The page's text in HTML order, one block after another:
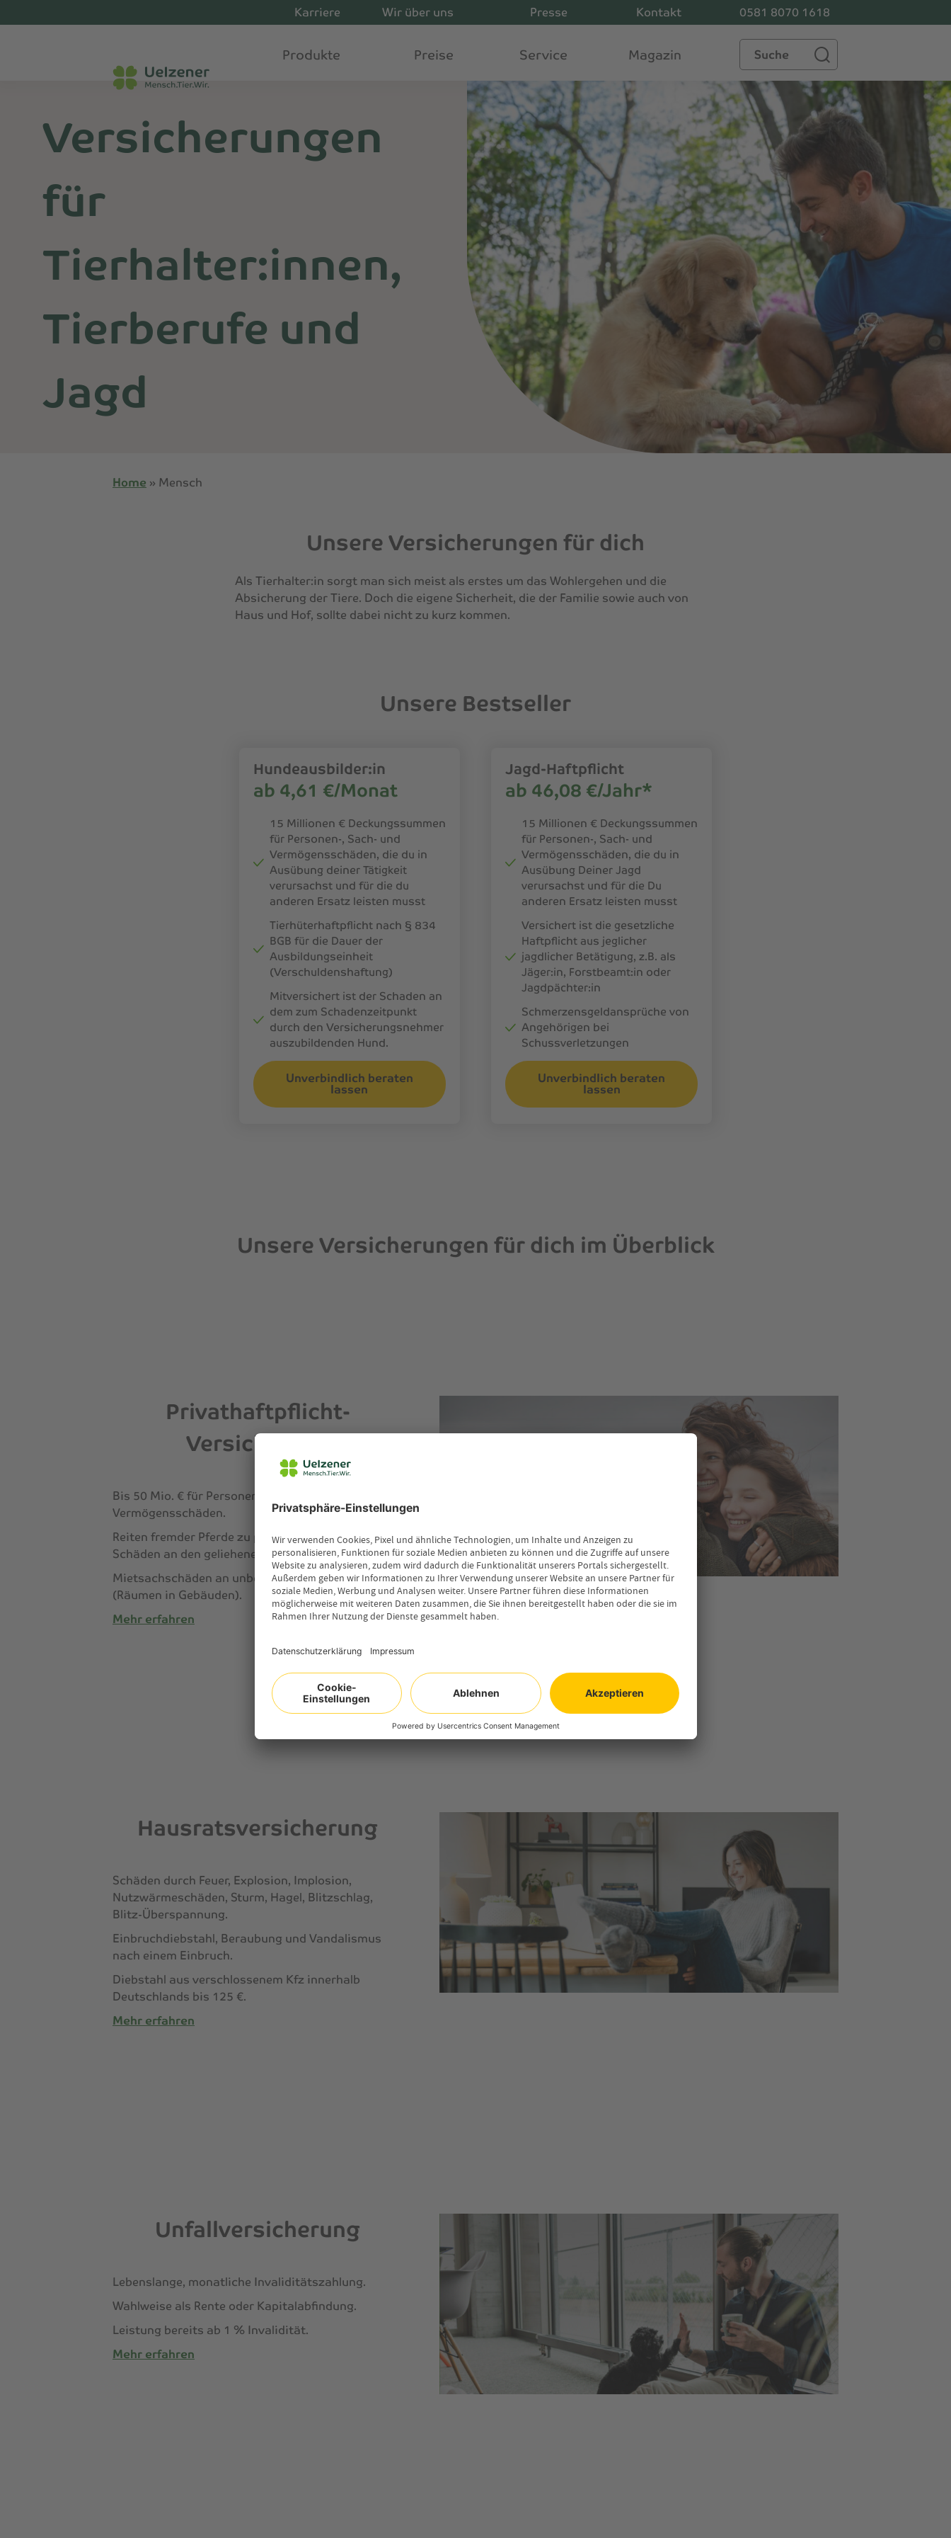
Produkte Preise Service Magazin Suche
Karriere Wir über uns Presse Kontakt 0581 8070 1618
Versicherungen
für
Tierhalter:innen,
Tierberufe und
Jagd
Home » Mensch
Unsere Versicherungen für dich
Als Tierhalter:in sorgt man sich meist als erstes um das Wohlergehen und die
Absicherung der Tiere. Doch die eigene Sicherheit, die der Familie sowie auch von
Haus und Hof, sollte dabei nicht zu kurz kommen.
Unsere Bestseller
Hundeausbilder:in
ab 4,61 €/Monat
15 Millionen € Deckungssummen
für Personen-, Sach- und
Vermögensschäden, die du in
Ausübung deiner Tätigkeit
verursachst und für die du
anderen Ersatz leisten musst
Tierhüterhaftpflicht nach § 834
BGB für die Dauer der
Ausbildungseinheit
(Verschuldenshaftung)
Mitversichert ist der Schaden an
dem zum Schadenzeitpunkt
durch den Versicherungsnehmer
auszubildenden Hund.
Unverbindlich beraten
lassen
Jagd-Haftpflicht
ab 46,08 €/Jahr*
15 Millionen € Deckungssummen
für Personen-, Sach- und
Vermögensschäden, die du in
Ausübung Deiner Jagd
verursachst und für die Du
anderen Ersatz leisten musst
Versichert ist die gesetzliche
Haftpflicht aus jeglicher
jagdlicher Betätigung, z.B. als
Jäger:in, Forstbeamt:in oder
Jagdpächter:in
Schmerzensgeldansprüche von
Angehörigen bei
Schussverletzungen
Unverbindlich beraten
lassen
Unsere Versicherungen für dich im Überblick
Privathaftpflicht-
Versicherung
Bis 50 Mio. € für Personen-, Sach- und
Vermögensschäden.
Reiten fremder Pferde zu privaten Zwecken und
Schäden an den geliehenen Pferden.
Mietsachschäden an unbeweglichen Sachen
(Räumen in Gebäuden).
Mehr erfahren
Hausratsversicherung
Schäden durch Feuer, Explosion, Implosion,
Nutzwärmeschäden, Sturm, Hagel, Blitzschlag,
Blitz-Überspannung.
Einbruchdiebstahl, Beraubung und Vandalismus
nach einem Einbruch.
Diebstahl aus verschlossenem Kfz innerhalb
Deutschlands bis 125 €.
Mehr erfahren
Unfallversicherung
Lebenslange, monatliche Invaliditätszahlung.
Wahlweise als Rente oder Kapitalabfindung.
Leistung bereits ab 1 % Invalidität.
Mehr erfahren